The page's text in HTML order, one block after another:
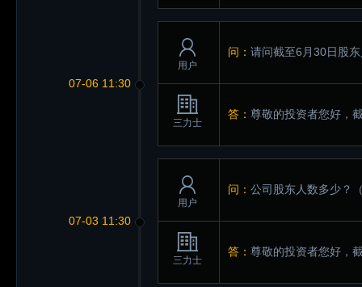
07-06 11:30
用户
问： 请问截至6月30日股
三力士
答： 尊敬的投资者您好，
07-03 11:30
用户
问： 公司股东人数多少？
三力士
答： 尊敬的投资者您好，